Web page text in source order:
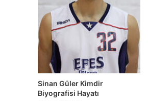
Sinan Güler Kimdir
Biyografisi Hayatı